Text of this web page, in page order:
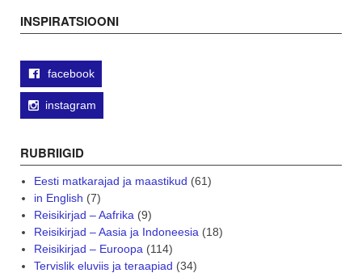
INSPIRATSIOONI
facebook
instagram
RUBRIIGID
Eesti matkarajad ja maastikud (61)
in English (7)
Reisikirjad – Aafrika (9)
Reisikirjad – Aasia ja Indoneesia (18)
Reisikirjad – Euroopa (114)
Tervislik eluviis ja teraapiad (34)